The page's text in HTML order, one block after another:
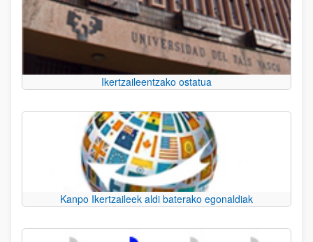
Ikertzaileentzako ostatua
Kanpo Ikertzaileek aldi baterako egonaldiak